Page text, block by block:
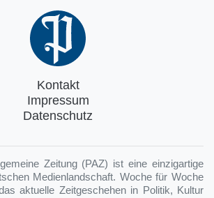
Kontakt
Impressum
Datenschutz
Zeitung (PAZ) ist eine einzigartige
Medienlandschaft. Woche für Woche
aktuelle Zeitgeschehen in Politik, Kultur